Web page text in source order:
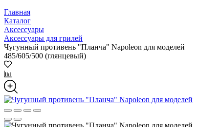
Главная
Каталог
Аксессуары
Аксессуары для грилей
Чугунный противень "Планча" Napoleon для моделей
485/605/500 (глянцевый)